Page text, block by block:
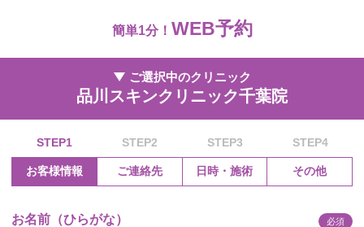
簡単1分！ WEB予約
ご選択中のクリニック
品川スキンクリニック千葉院
STEP1 STEP2 STEP3 STEP4
お客様情報 ご連絡先 日時・施術 その他
お名前（ひらがな） 必須